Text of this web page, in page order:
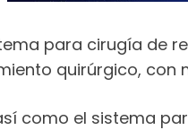
para cirugía de
quirúrgico, con
como el sistema